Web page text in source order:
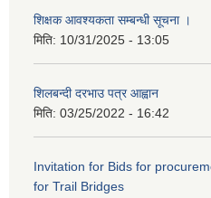
शिक्षक आवश्यकता सम्बन्धी सूचना ।
मिति: 10/31/2025 - 13:05
शिलबन्दी दरभाउ पत्र आह्वान
मिति: 03/25/2022 - 16:42
Invitation for Bids for
for Trail Bridges